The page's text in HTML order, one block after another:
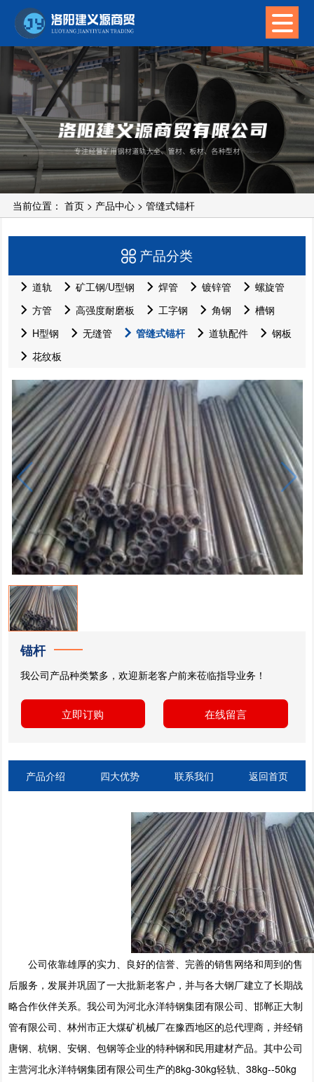
当前位置： 首页> 产品中心> 管缝式锚杆
产品分类
道轨 矿工钢/U型钢 焊管 镀锌管
螺旋管
方管
高强度耐磨板 工字钢 角钢
槽钢
H型钢
无缝管 管缝式锚杆 道轨配件
钢板
花纹板
锚杆
我公司产品种类繁多，欢迎新老客户前来莅临指导业务！
立即订购 在线留言
产品介绍 四大优势 联系我们 返回首页
公司依靠雄厚的实力、良好的信誉、完善的销售网络和周到的售
后服务，发展并巩固了一大批新老客户，并与各大钢厂建立了长期战
略合作伙伴关系。我公司为河北永洋特钢集团有限公司、邯郸正大制
管有限公司、林州市正大煤矿机械厂在豫西地区的总代理商，并经销
唐钢、杭钢、安钢、包钢等企业的特种钢和民用建材产品。其中公司
主营河北永洋特钢集团有限公司生产的8kg-30kg轻轨、38kg--50kg